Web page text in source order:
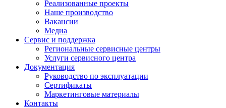
Реализованные проекты
Наше производство
Вакансии
Медиа
Сервис и поддержка
Региональные сервисные центры
Услуги сервисного центра
Документация
Руководство по эксплуатации
Сертификаты
Маркетинговые материалы
Контакты